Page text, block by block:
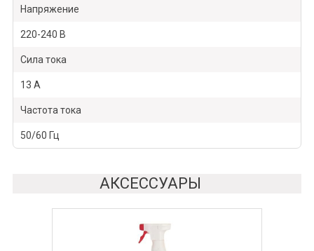
Напряжение
220-240 В
Сила тока
13 А
Частота тока
50/60 Гц
АКСЕССУАРЫ